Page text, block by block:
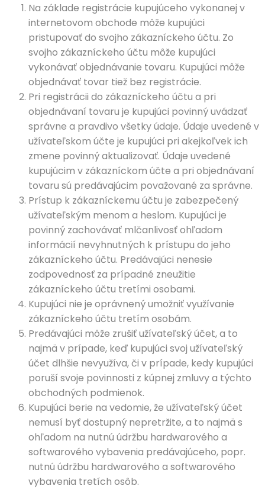
Na základe registrácie kupujúceho vykonanej v
internetovom obchode môže kupujúci
pristupovať do svojho zákazníckeho účtu. Zo
svojho zákazníckeho účtu môže kupujúci
vykonávať objednávanie tovaru. Kupujúci môže
objednávať tovar tiež bez registrácie.
Pri registrácii do zákazníckeho účtu a pri
objednávaní tovaru je kupujúci povinný uvádzať
správne a pravdivo všetky údaje. Údaje uvedené v
užívateľskom účte je kupujúci pri akejkoľvek ich
zmene povinný aktualizovať. Údaje uvedené
kupujúcim v zákazníckom účte a pri objednávaní
tovaru sú predávajúcim považované za správne.
Prístup k zákazníckemu účtu je zabezpečený
užívateľským menom a heslom. Kupujúci je
povinný zachovávať mlčanlivosť ohľadom
informácií nevyhnutných k prístupu do jeho
zákazníckeho účtu. Predávajúci nenesie
zodpovednosť za prípadné zneužitie
zákazníckeho účtu tretími osobami.
Kupujúci nie je oprávnený umožniť využívanie
zákazníckeho účtu tretím osobám.
Predávajúci môže zrušiť užívateľský účet, a to
najmä v prípade, keď kupujúci svoj užívateľský
účet dlhšie nevyužíva, či v prípade, kedy kupujúci
poruší svoje povinnosti z kúpnej zmluvy a týchto
obchodných podmienok.
Kupujúci berie na vedomie, že užívateľský účet
nemusí byť dostupný nepretržite, a to najmä s
ohľadom na nutnú údržbu hardwarového a
softwarového vybavenia predávajúceho, popr.
nutnú údržbu hardwarového a softwarového
vybavenia tretích osôb.